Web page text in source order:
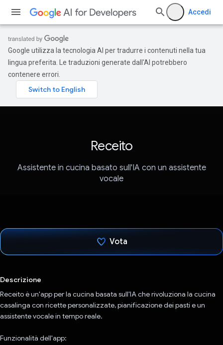
Accedi
Google utilizza la tecnologia AI per tradurre i contenuti nella tua
lingua preferita. Le traduzioni generate dall'AI potrebbero
contenere errori.
Receito
Assistente in cucina basato sull'IA con un assistente
vocale
Vota
Descrizione
Receito è un'app per la cucina basata sull'IA che rivoluziona la cucina
casalinga con ricette personalizzate, pianificazione dei pasti e un
assistente vocale in tempo reale.
Funzionalità dell'app: